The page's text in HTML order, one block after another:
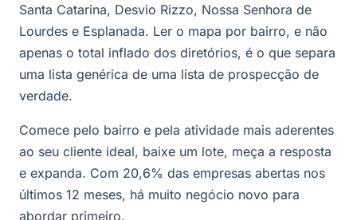
Santa Catarina, Desvio Rizzo, Nossa Senhora de
Lourdes e Esplanada. Ler o mapa por bairro, e não
apenas o total inflado dos diretórios, é o que separa
uma lista genérica de uma lista de prospecção de
verdade.
Comece pelo bairro e pela atividade mais aderentes
ao seu cliente ideal, baixe um lote, meça a resposta
e expanda. Com 20,6% das empresas abertas nos
últimos 12 meses, há muito negócio novo para
abordar primeiro.